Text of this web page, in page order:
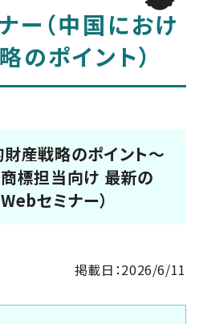
ー（中国におけ
のポイント）
産戦略のポイント～
標担当向け 最新の
セミナー）
掲載日：2026/6/11